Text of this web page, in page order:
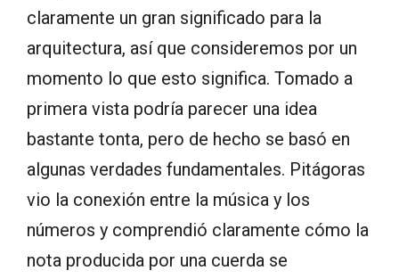
claramente un gran significado para la
arquitectura, así que consideremos por un
momento lo que esto significa. Tomado a
primera vista podría parecer una idea
bastante tonta, pero de hecho se basó en
algunas verdades fundamentales. Pitágoras
vio la conexión entre la música y los
números y comprendió claramente cómo la
nota producida por una cuerda se